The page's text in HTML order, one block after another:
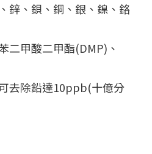
鋅、鋇、銅、銀、鎳、鉻
二甲酸二甲酯(DMP)、
去除鉛達10ppb(十億分